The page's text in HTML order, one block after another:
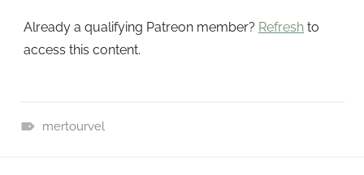
Already a qualifying Patreon member? Refresh to
access this content.
mertourvel